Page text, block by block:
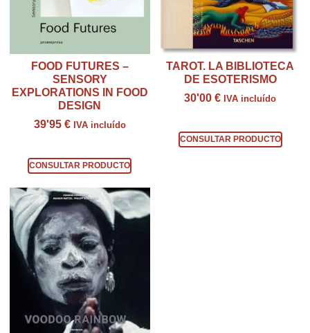
FOOD FUTURES –
SENSORY
EXPLORATIONS IN FOOD
DESIGN
39'95 € IVA incluído
CONSULTAR PRODUCTO
TAROT. LA BIBLIOTECA
DE ESOTERISMO
30'00€ IVA incluído
CONSULTAR PRODUCTO